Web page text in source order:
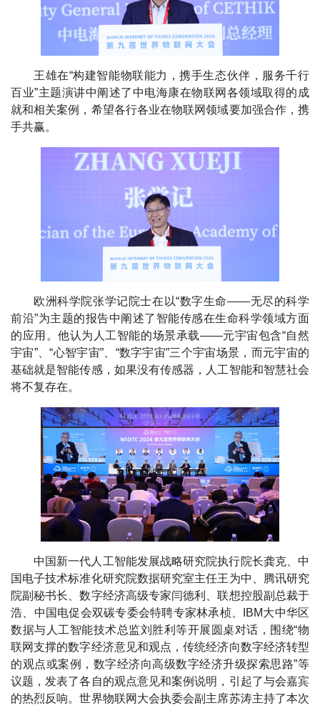
王雄在“构建智能物联能力，携手生态伙伴，服务千行
百业”主题演讲中阐述了中电海康在物联网各领域取得的成
就和相关案例，希望各行各业在物联网领域要加强合作，携
手共赢。
欧洲科学院张学记院士在以“数字生命——无尽的科学
前沿”为主题的报告中阐述了智能传感在生命科学领域方面
的应用。他认为人工智能的场景承载——元宇宙包含“自然
宇宙”、“心智宇宙”、“数字宇宙”三个宇宙场景，而元宇宙的
基础就是智能传感，如果没有传感器，人工智能和智慧社会
将不复存在。
中国新一代人工智能发展战略研究院执行院长龚克、中
国电子技术标准化研究院数据研究室主任王为中、腾讯研究
院副秘书长、数字经济高级专家闫德利、联想控股副总裁于
浩、中国电促会双碳专委会特聘专家林承桢、IBM大中华区
数据与人工智能技术总监刘胜利等开展圆桌对话，围绕“物
联网支撑的数字经济意见和观点，传统经济向数字经济转型
的观点或案例，数字经济向高级数字经济升级探索思路”等
议题，发表了各自的观点意见和案例说明，引起了与会嘉宾
的热烈反响。世界物联网大会执委会副主席苏涛主持了本次